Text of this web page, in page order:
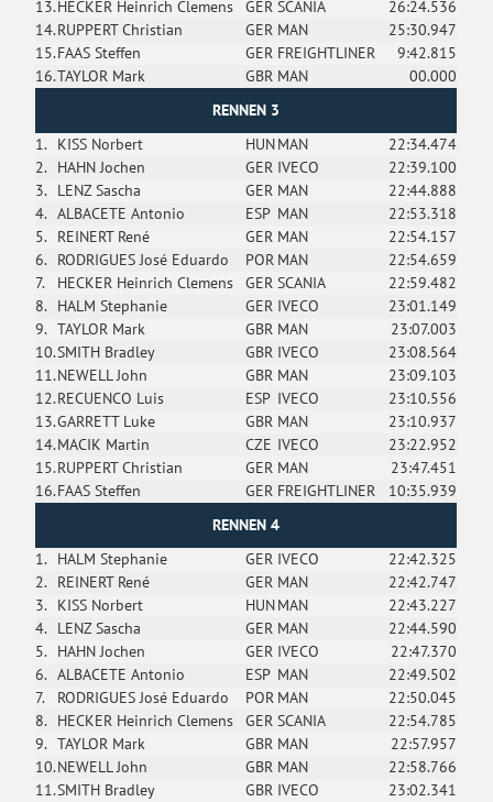
13.HECKER Heinrich Clemens GER SCANIA
26:24.536
14.RUPPERT Christian GER MAN
25:30.947
15.FAAS Steffen GER FREIGHTLINER
9:42.815
16.TAYLOR Mark GBR MAN
00.000
RENNEN 3
1. KISS Norbert HUNMAN
22:34.474
2. HAHN Jochen GER IVECO
22:39.100
3. LENZ Sascha GER MAN
22:44.888
4. ALBACETE Antonio ESP MAN
22:53.318
5. REINERT René GER MAN
22:54.157
6. RODRIGUES José Eduardo POR MAN
22:54.659
7.
HECKER Heinrich Clemens GER SCANIA
22:59.482
8. HALM Stephanie GER IVECO
23:01.149
9. TAYLOR Mark GBR MAN
23:07.003
10.SMITH Bradley GBR IVECO
23:08.564
11.NEWELL John GBR MAN
23:09.103
12.RECUENCO Luis ESP IVECO
23:10.556
13.GARRETT Luke GBR MAN
23:10.937
14.MACIK Martin CZE IVECO
23:22.952
15.RUPPERT Christian GER MAN
23:47.451
16.FAAS Steffen GER FREIGHTLINER
10:35.939
RENNEN 4
1. HALM Stephanie GER IVECO
22:42.325
2. REINERT René GER MAN
22:42.747
3. KISS Norbert HUNMAN
22:43.227
4. LENZ Sascha GER MAN
22:44.590
5. HAHN Jochen GER IVECO
22:47.370
6. ALBACETE Antonio ESP MAN
22:49.502
7.
RODRIGUES José Eduardo POR MAN
22:50.045
8. HECKER Heinrich Clemens GER SCANIA
22:54.785
9. TAYLOR Mark GBR MAN
22:57.957
10.NEWELL John GBR MAN
22:58.766
11.SMITH Bradley GBR IVECO
23:02.341